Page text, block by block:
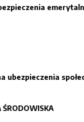
ubezpieczenia